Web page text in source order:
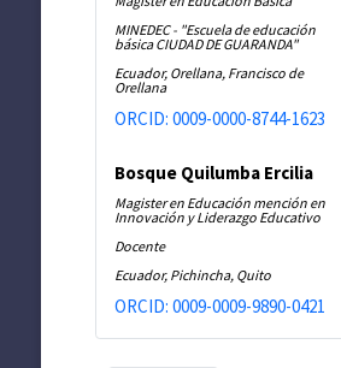
MINEDEC - "Escuela de educación
básica CIUDAD DE GUARANDA"
Ecuador, Orellana, Francisco de
Orellana
ORCID: 0009-0000-8744-1623
Bosque Quilumba Ercilia
Magister en Educación mención en
Innovación y Liderazgo Educativo
Docente
Ecuador, Pichincha, Quito
ORCID: 0009-0009-9890-0421